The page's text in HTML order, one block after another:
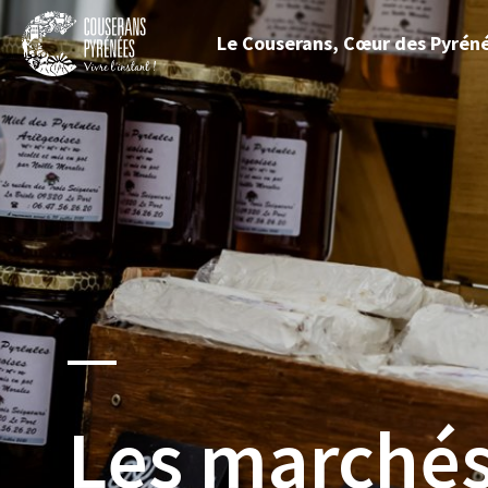
Couserans
Pyrénées
menu
Le Couserans, Cœur des
Les